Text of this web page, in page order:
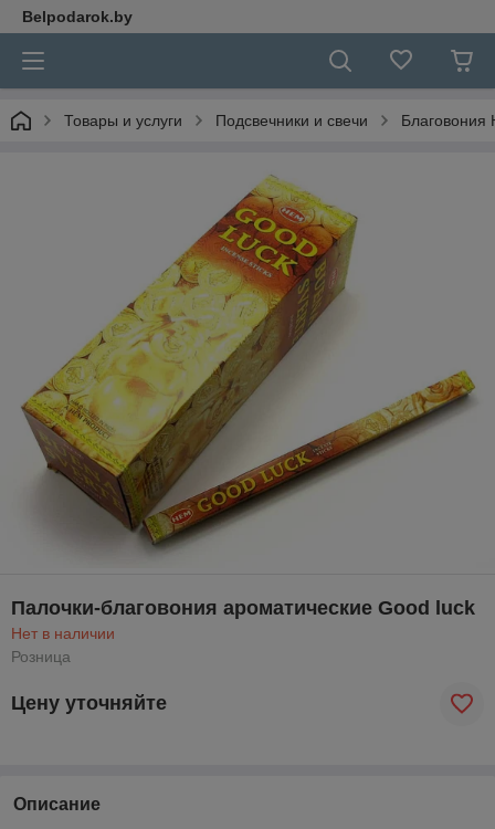
Belpodarok.by
Товары и услуги Подсвечники и свечи Благовония
Палочки-благовония ароматические Good luck
Нет в наличии
Розница
Цену уточняйте
Описание